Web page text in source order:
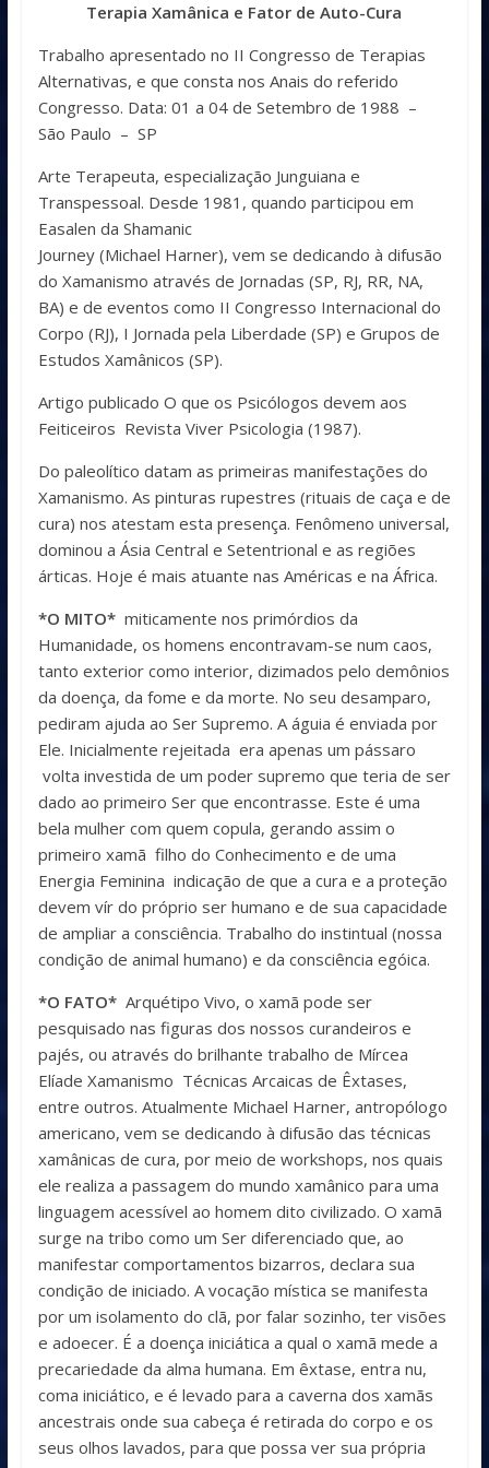
Terapia Xamânica e Fator de Auto-Cura
Trabalho apresentado no II Congresso de Terapias
Alternativas, e que consta nos Anais do referido
Congresso. Data: 01 a 04 de Setembro de 1988 –
São Paulo – SP
Arte Terapeuta, especialização Junguiana e
Transpessoal. Desde 1981, quando participou em
Easalen da Shamanic
Journey (Michael Harner), vem se dedicando à difusão
do Xamanismo através de Jornadas (SP, RJ, RR, NA,
BA) e de eventos como II Congresso Internacional do
Corpo (RJ), I Jornada pela Liberdade (SP) e Grupos de
Estudos Xamânicos (SP).
Artigo publicado O que os Psicólogos devem aos
Feiticeiros Revista Viver Psicologia (1987).
Do paleolítico datam as primeiras manifestações do
Xamanismo. As pinturas rupestres (rituais de caça e de
cura) nos atestam esta presença. Fenômeno universal,
dominou a Ásia Central e Setentrional e as regiões
árticas. Hoje é mais atuante nas Américas e na África.
*O MITO*miticamente nos primórdios da
Humanidade, os homens encontravam-se num caos,
tanto exterior como interior, dizimados pelo demônios
da doença, da fome e da morte. No seu desamparo,
pediram ajuda ao Ser Supremo. A águia é enviada por
Ele. Inicialmente rejeitada era apenas um pássaro
volta investida de um poder supremo que teria de ser
dado ao primeiro Ser que encontrasse. Este é uma
bela mulher com quem copula, gerando assim o
primeiro xamã filho do Conhecimento e de uma
Energia Feminina indicação de que a cura e a proteção
devem vír do próprio ser humano e de sua capacidade
de ampliar a consciência. Trabalho do instintual (nossa
condição de animal humano) e da consciência egóica.
*O FATO*Arquétipo Vivo, o xamã pode ser
pesquisado nas figuras dos nossos curandeiros e
pajés, ou através do brilhante trabalho de Mírcea
Elíade Xamanismo Técnicas Arcaicas de Êxtases,
entre outros. Atualmente Michael Harner, antropólogo
americano, vem se dedicando à difusão das técnicas
xamânicas de cura, por meio de workshops, nos quais
ele realiza a passagem do mundo xamânico para uma
linguagem acessível ao homem dito civilizado. O xamã
surge na tribo como um Ser diferenciado que, ao
manifestar comportamentos bizarros, declara sua
condição de iniciado. A vocação mística se manifesta
por um isolamento do clã, por falar sozinho, ter visões
e adoecer. É a doença iniciática a qual o xamã mede a
precariedade da alma humana. Em êxtase, entra nu,
coma iniciático, e é levado para a caverna dos xamãs
ancestrais onde sua cabeça é retirada do corpo e os
seus olhos lavados, para que possa ver sua própria